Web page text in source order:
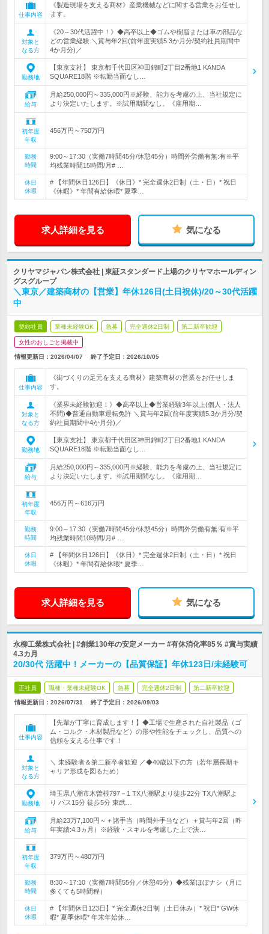
仕事内容
《製造現場を支える商材》産業機械などに関する営業をお任せし
ます。
対象と
なる方
《20～30代活躍中！》◆高卒以上◆ゴムや樹脂または車の部品な
どの営業経験 ＼賞与年2回(前年度実績5.3か月分/契約社員期間中
4か月分)／
勤務地
【東京支社】 東京都千代田区神田錦町2丁目2番地1 KANDA
SQUARE18階 ※転勤当面なし…
給与
月給250,000円～335,000円※経験、能力を考慮の上、当社規定に
より決定いたします。※試用期間なし。《雇用期…
初年度
年収
456万円～750万円
勤務
時間
9:00～17:30（実働7時間45分/休憩45分）時間外労働有無:有※平
均残業時間15時間/月# …
休日
休暇
# 【年間休日126日】《休日》* 完全週休2日制（土・日）* 祝日
《休暇》* 年間有給休暇* 夏季…
求人詳細を見る 気になる
クリヤマジャパン株式会社 | 東証スタンダード上場のクリヤマホールディン
グスグループ
＼東京／建築商材の【営業】年休126日(土日祝休)/20～30代活躍
中
契約社員 業種未経験OK 急募 完全週休2日制 第二新卒歓迎
女性のおしごと掲載中
情報更新日：2026/04/07 終了予定日： 2026/10/05
仕事内容
《街づくりの足元を支える商材》建築商材の営業をお任せしま
す。
対象と
なる方
《業界未経験歓迎！》◆高卒以上◆営業経験3年以上(個人・法人
不問)◆普通自動車運転免許 ＼賞与年2回(前年度実績5.3か月分/契
約社員期間中4か月分)／
勤務地
【東京支社】 東京都千代田区神田錦町2丁目2番地1 KANDA
SQUARE18階 ※転勤当面なし…
給与
月給250,000円～335,000円※経験、能力を考慮の上、当社規定に
より決定いたします。※試用期間なし。《雇用期…
初年度
年収
456万円～616万円
勤務
時間
9:00～17:30（実働7時間45分/休憩45分）時間外労働有無:有※平
均残業時間10時間/月# …
休日
休暇
# 【年間休日126日】《休日》* 完全週休2日制（土・日）* 祝日
《休暇》* 年間有給休暇* 夏季…
求人詳細を見る 気になる
永柳工業株式会社 | #創業130年の安定メーカー #有休消化率85％ #賞与実績
4.3カ月
20/30代 活躍中！メーカーの【品質保証】年休123日/未経験可
正社員 職種・業種未経験OK 急募 完全週休2日制 第二新卒歓迎
情報更新日：2026/07/31 終了予定日： 2026/09/03
仕事内容
【先輩が丁寧に育成します！】◆工場で生産された自社製品（ゴ
ム・コルク・木材製品など）の形や性能をチェックし、品質への
信頼を支える仕事です！
対象と
なる方
＼ 未経験者＆第二新卒者歓迎 ／◆40歳以下の方（若年層長期キ
ャリア形成を図るため）
勤務地
埼玉県八潮市木曽根797－1 TX八潮駅より徒歩22分 TX八潮駅よ
り バス15分 徒歩5分 東武…
給与
月給23万7,100円～＋諸手当（時間外手当など）＋賞与年2回（昨
年実績:4.3ヵ月）※経験・スキルを考慮した上で決…
初年度
年収
379万円～480万円
勤務
時間
8:30～17:10（実働7時間55分／休憩45分）◆残業ほぼナシ（月に
多くても5時間程）
休日
休暇
# 【年間休日123日】* 完全週休2日制（土日休み）* 祝日* GW休
暇* 夏季休暇* 年末年始休…